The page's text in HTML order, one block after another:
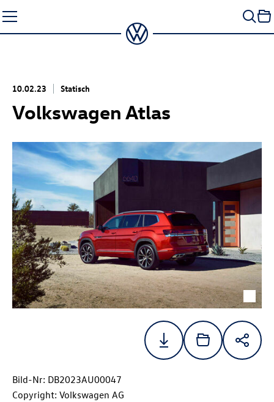
Seiteninhalt
springen
10.02.23 Statisch
Volkswagen Atlas
Bild-Nr: DB2023AU00047
Copyright: Volkswagen AG